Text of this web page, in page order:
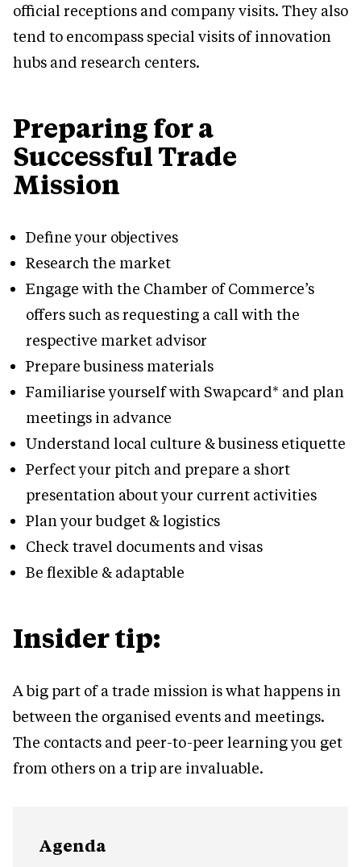
official receptions and company visits. They also
tend to encompass special visits of innovation
hubs and research centers.
Preparing for a
Successful Trade
Mission
Define your objectives
Research the market
Engage with the Chamber of Commerce’s
offers such as requesting a call with the
respective market advisor
Prepare business materials
Familiarise yourself with Swapcard* and plan
meetings in advance
Understand local culture & business etiquette
Perfect your pitch and prepare a short
presentation about your current activities
Plan your budget & logistics
Check travel documents and visas
Be flexible & adaptable
Insider tip:
A big part of a trade mission is what happens in
between the organised events and meetings.
The contacts and peer-to-peer learning you get
from others on a trip are invaluable.
Agenda